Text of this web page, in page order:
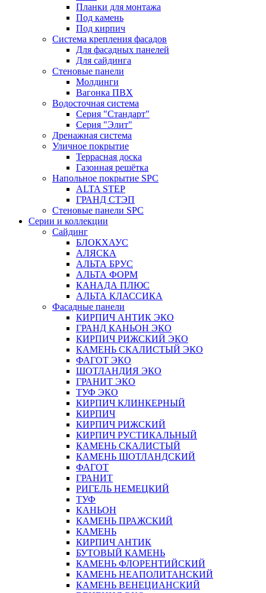
Планки для монтажа
Под камень
Под кирпич
Система крепления фасадов
Для фасадных панелей
Для сайдинга
Стеновые панели
Молдинги
Вагонка ПВХ
Водосточная система
Серия "Стандарт"
Серия "Элит"
Дренажная система
Уличное покрытие
Террасная доска
Газонная решётка
Напольное покрытие SPC
ALTA STEP
ГРАНД СТЭП
Стеновые панели SPC
Серии и коллекции
Сайдинг
БЛОКХАУС
АЛЯСКА
АЛЬТА БРУС
АЛЬТА ФОРМ
КАНАДА ПЛЮС
АЛЬТА КЛАССИКА
Фасадные панели
КИРПИЧ АНТИК ЭКО
ГРАНД КАНЬОН ЭКО
КИРПИЧ РИЖСКИЙ ЭКО
КАМЕНЬ СКАЛИСТЫЙ ЭКО
ФАГОТ ЭКО
ШОТЛАНДИЯ ЭКО
ГРАНИТ ЭКО
ТУФ ЭКО
КИРПИЧ КЛИНКЕРНЫЙ
КИРПИЧ
КИРПИЧ РИЖСКИЙ
КИРПИЧ РУСТИКАЛЬНЫЙ
КАМЕНЬ СКАЛИСТЫЙ
КАМЕНЬ ШОТЛАНДСКИЙ
ФАГОТ
ГРАНИТ
РИГЕЛЬ НЕМЕЦКИЙ
ТУФ
КАНЬОН
КАМЕНЬ ПРАЖСКИЙ
КАМЕНЬ
КИРПИЧ АНТИК
БУТОВЫЙ КАМЕНЬ
КАМЕНЬ ФЛОРЕНТИЙСКИЙ
КАМЕНЬ НЕАПОЛИТАНСКИЙ
КАМЕНЬ ВЕНЕЦИАНСКИЙ